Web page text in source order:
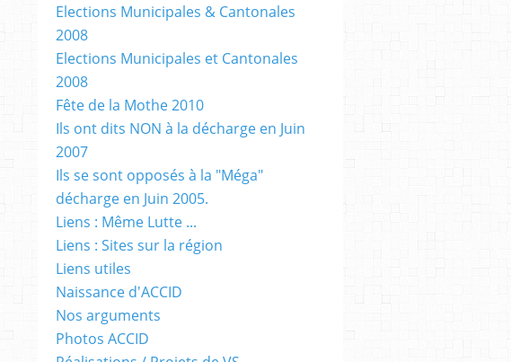
Elections Municipales & Cantonales
2008
Elections Municipales et Cantonales
2008
Fête de la Mothe 2010
Ils ont dits NON à la décharge en Juin
2007
Ils se sont opposés à la "Méga"
décharge en Juin 2005.
Liens : Même Lutte ...
Liens : Sites sur la région
Liens utiles
Naissance d'ACCID
Nos arguments
Photos ACCID